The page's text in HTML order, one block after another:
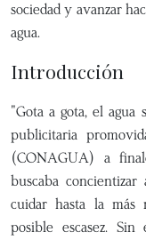
sociedad y avanzar
agua.
Introducción
"Gota a gota, el agua
publicitaria
(CONAGUA) a
buscaba
cuidar hasta la más
posible escasez.